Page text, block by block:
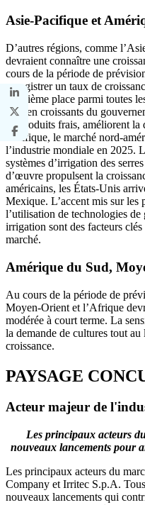
Asie-Pacifique et
D’autres régions, comme
devraient connaître une
cours de la période de
enregistrer un taux de
deuxième place parmi toutes
soutien croissants du
de produits frais, améliorent
Pacifique, le marché nord-
l’industrie mondiale en 2025.
systèmes d’irrigation des
d’œuvre propulsent la
américains, les États-Unis
Mexique. L’accent mis sur les
l’utilisation de technologies
irrigation sont des facteurs
marché.
Amérique du Sud,
Au cours de la période de
Moyen-Orient et l’Afrique
modérée à court terme. La
la demande de cultures tout
croissance.
PAYSAGE
Acteur majeur de
Les principaux acteurs
nouveaux lancements pour
Les principaux acteurs du
Company et Irritec S.p.A.
nouveaux lancements qui